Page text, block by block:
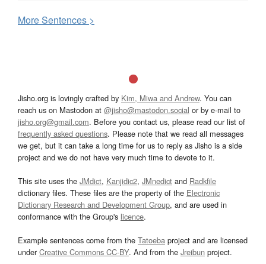
MoreSentences >
Jisho.org is lovingly crafted by Kim, Miwa and Andrew. You can
reach us on Mastodon at @jisho@mastodon.social or by e-mail to
jisho.org@gmail.com. Before you contact us, please read our list of
frequently asked questions. Please note that we read all messages
we get, but it can take a long time for us to reply as Jisho is a side
project and we do not have very much time to devote to it.
This site uses the JMdict, Kanjidic2, JMnedict and Radkfile
dictionary files. These files are the property of the Electronic
Dictionary Research and Development Group, and are used in
conformance with the Group's licence.
Example sentences come from the Tatoeba project and are licensed
underCreative Commons CC-BY. And from the Jreibun project.